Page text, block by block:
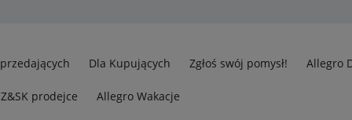
Dla Kupujących Zgłoś swój pomysł! Allegro
prodejce Allegro Wakacje